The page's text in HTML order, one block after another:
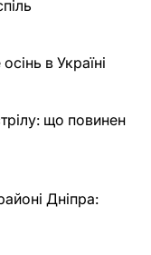
в Україні
що повинен
Дніпра: